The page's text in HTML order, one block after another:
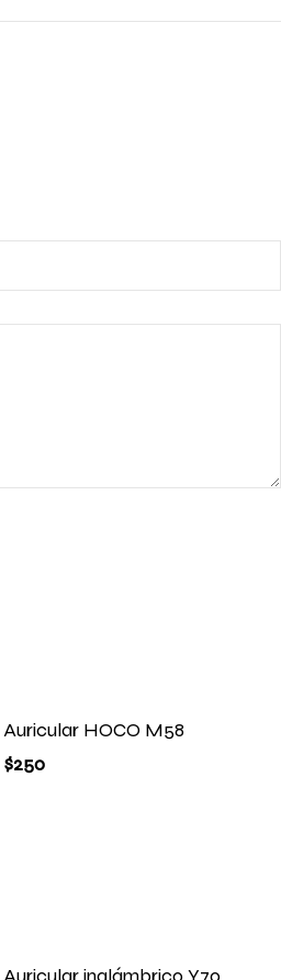
Auricular HOCO M58
$250